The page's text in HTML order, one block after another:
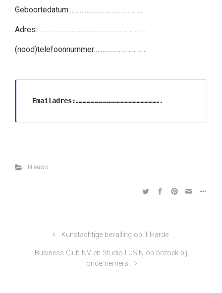
Geboortedatum:……………………………………..
Adres:…………………………………………………………
(nood)telefoonnummer:………………………….
Emailadres:……………………………………………………….
Nieuws
Kunstachtige bevalling op ‘t Harde
Business Club NV en Studio LUSIN op bezoek bij
ondernemers